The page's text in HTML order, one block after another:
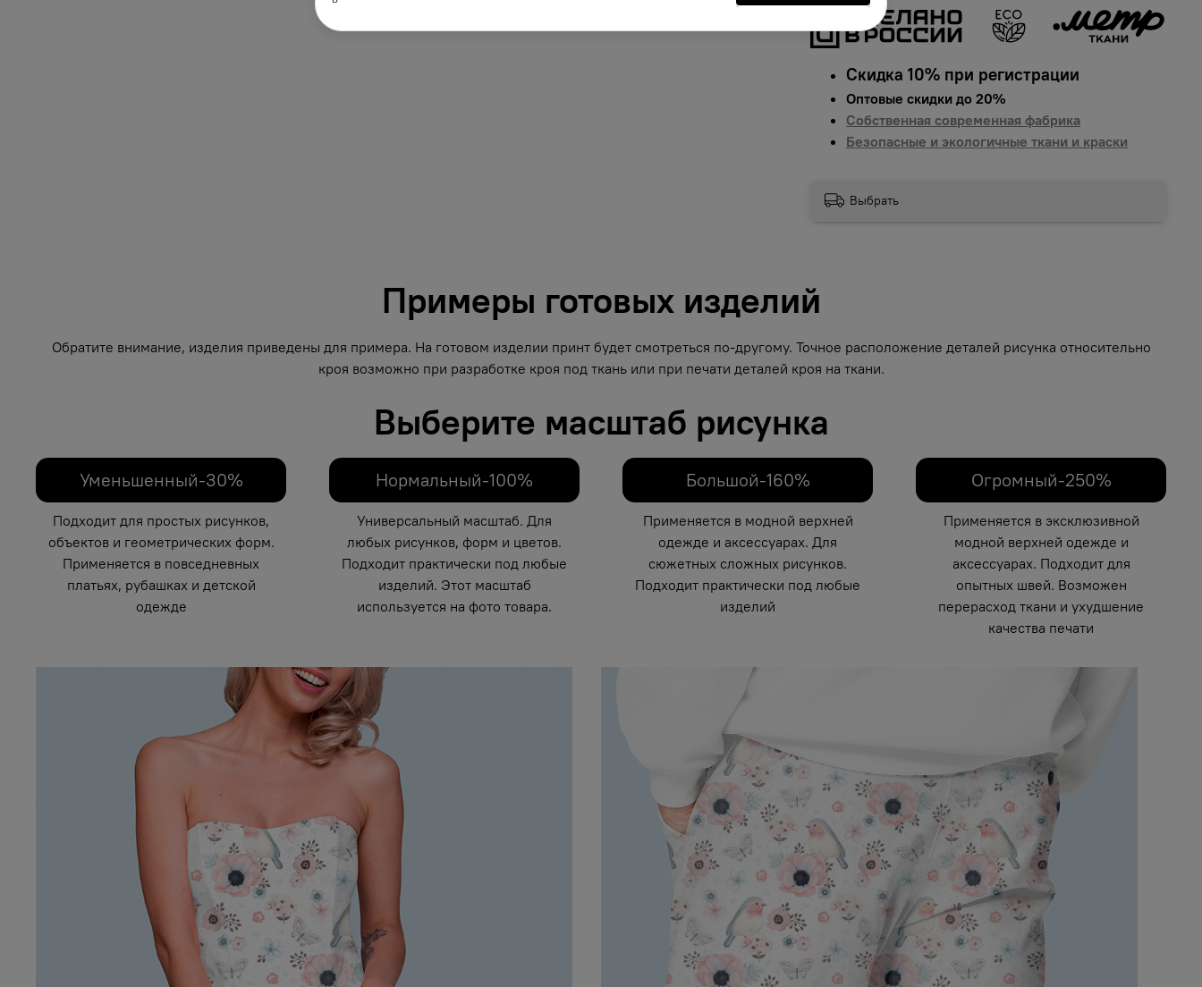
Скидка 10% при регистрации
Оптовые скидки до 20%
Собственная современная фабрика
Безопасные и экологичные ткани и краски
Выбрать
Примеры готовых изделий
Обратите внимание, изделия приведены для примера. На готовом изделии принт будет смотреться по-другому. Точное расположение деталей рисунка относительно
кроя возможно при разработке кроя под ткань или при печати деталей кроя на ткани.
Выберите масштаб рисунка
Уменьшенный-30%
Подходит для простых рисунков,
объектов и геометрических форм.
Применяется в повседневных
платьях, рубашках и детской
одежде
Нормальный-100%
Универсальный масштаб. Для
любых рисунков, форм и цветов.
Подходит практически под любые
изделий. Этот масштаб
используется на фото товара.
Большой-160%
Применяется в модной верхней
одежде и аксессуарах. Для
сюжетных сложных рисунков.
Подходит практически под любые
изделий
Огромный-250%
Применяется в эксклюзивной
модной верхней одежде и
аксессуарах. Подходит для
опытных швей. Возможен
перерасход ткани и ухудшение
качества печати